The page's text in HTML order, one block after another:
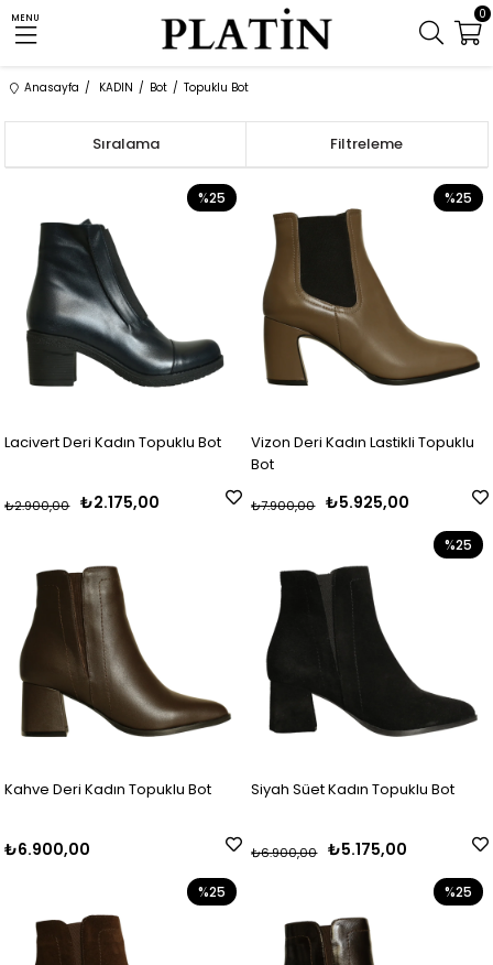
MENU 0
Anasayfa KADIN Bot Topuklu Bot
Filtreleme
Sıralama
Lacivert Deri Kadın Topuklu Bot
₺2.175,00
₺2.900,00
%25
Vizon Deri Kadın Lastikli Topuklu
Bot
₺5.925,00
₺7.900,00
%25
Kahve Deri Kadın Topuklu Bot
₺6.900,00
Siyah Süet Kadın Topuklu Bot
₺5.175,00
₺6.900,00
%25
%25 %25